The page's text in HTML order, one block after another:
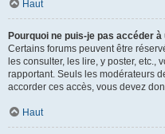
Haut
Pourquoi ne puis-je pas accéder à
Certains forums peuvent être
les consulter, les lire, y poster, etc.,
rapportant. Seuls les modérateurs
accorder ces accès, vous devez
Haut